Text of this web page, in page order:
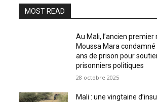
MOST READ
Au Mali, l’ancien premier
Moussa Mara condamné
ans de prison pour
prisonniers politiques
28 octobre 2025
Mali : une vingtaine